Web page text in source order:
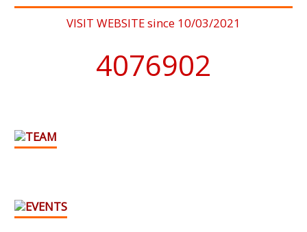
VISIT WEBSITE since 10/03/2021
4076902